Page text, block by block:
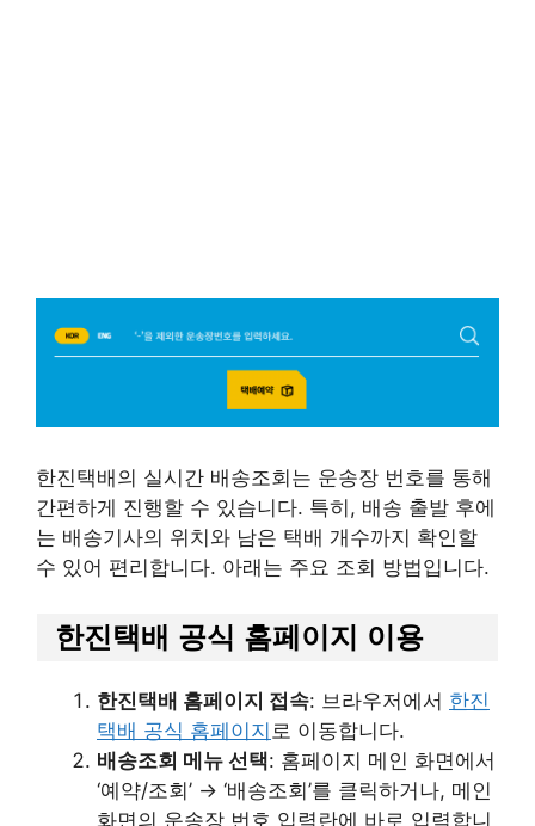
한진택배의 실시간 배송조회는 운송장 번호를 통해
간편하게 진행할 수 있습니다. 특히, 배송 출발 후에
는 배송기사의 위치와 남은 택배 개수까지 확인할
수 있어 편리합니다. 아래는 주요 조회 방법입니다.
한진택배 공식 홈페이지 이용
한진택배 홈페이지 접속: 브라우저에서 한진
택배 공식 홈페이지 로 이동합니다.
배송조회 메뉴 선택: 홈페이지 메인 화면에서
‘예약/조회’ → ‘배송조회’를 클릭하거나, 메인
화면의 운송장 번호 입력란에 바로 입력합니